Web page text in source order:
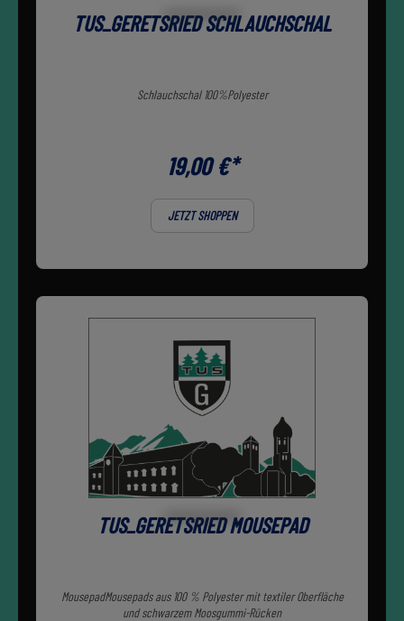
TUS_GERETSRIED SCHLAUCHSCHAL
Schlauchschal 100%Polyester
19,00 €*
JETZT SHOPPEN
TUS_GERETSRIED MOUSEPAD
MousepadMousepads aus 100 % Polyester mit textiler Oberfläche
und schwarzem Moosgummi-Rücken